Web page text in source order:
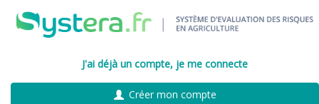
J'ai déjà un compte, je me connecte
Créer mon compte